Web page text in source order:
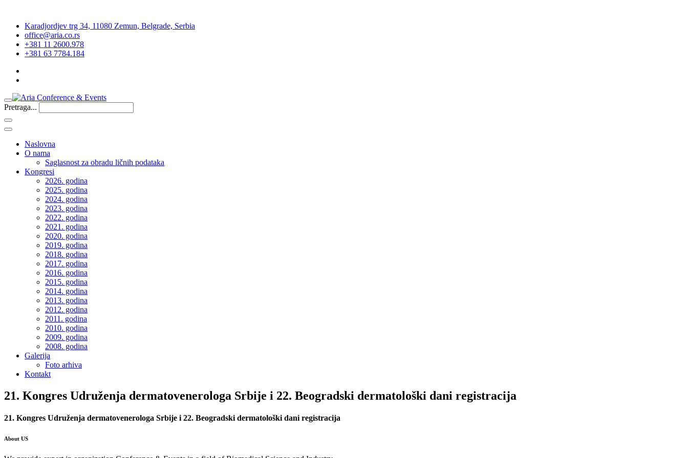
Karadjordjev trg 34, 11080 Zemun, Belgrade, Serbia
office@aria.co.rs
+381 11 2600.978
+381 63 7784.184
Pretraga...
Naslovna
O nama
Saglasnost za obradu ličnih podataka
Kongresi
2026. godina
2025. godina
2024. godina
2023. godina
2022. godina
2021. godina
2020. godina
2019. godina
2018. godina
2017. godina
2016. godina
2015. godina
2014. godina
2013. godina
2012. godina
2011. godina
2010. godina
2009. godina
2008. godina
Galerija
Foto arhiva
Kontakt
21. Kongres Udruženja dermatovenerologa Srbije i 22. Beogradski dermatološki dani registracija
21. Kongres Udruženja dermatovenerologa Srbije i 22. Beogradski dermatološki dani registracija
About US